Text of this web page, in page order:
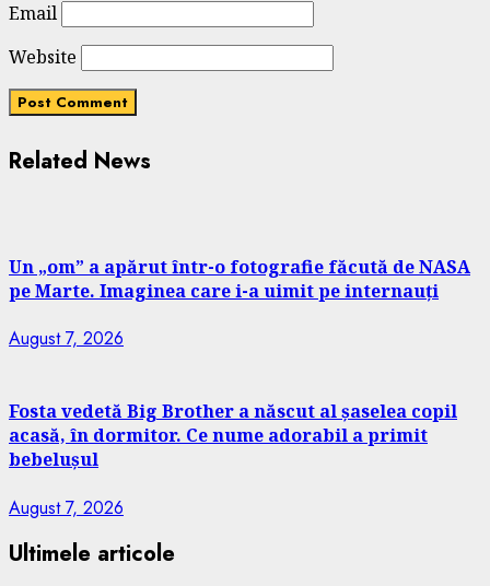
Email
Website
Related News
Un „om” a apărut într-o fotografie făcută de NASA
pe Marte. Imaginea care i-a uimit pe internauți
August 7, 2026
Fosta vedetă Big Brother a născut al șaselea copil
acasă, în dormitor. Ce nume adorabil a primit
bebelușul
August 7, 2026
Ultimele articole